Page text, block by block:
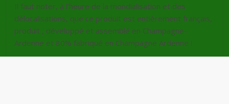
Il faut noter, à l’heure de la mondialisation et des
délocalisations, que ce produit est entièrement français,
produit , développé et assemblé en Champagne-
Ardenne et 80% fabriqué en Champagne Ardenne !